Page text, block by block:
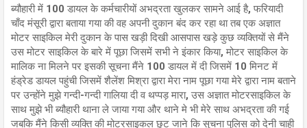
ब्यौहारी में 100 डायल के कर्मचारीयों अभद्रता खुलकर सामने आई है, फरियादी
चाँद मंसूरी द्वारा बताया गया की वह अपनी दुकान बंद कर रहा था तब एक अज्ञात
मोटर साइकिल मेरी दुकान के पास खड़ी दिखी आसपास खड़े कुछ व्यक्तियों से मैंने
उस मोटर साइकिल के बारे में पूछा जिसमें सभी ने इंकार किया, मोटर साइकिल के
मालिक ना मिलने पर इसकी सूचना मैंने 100 डायल में दी जिसमें 10 मिनट में
हंड्रेड डायल पहुंची जिसमें शैलेंश मिश्रा द्वारा मेरा नाम पूछा गया मेरे द्वारा नाम बताने
पर उन्होंने मुझे गन्दी-गन्दी गालिया दी व थप्पड़ मारा, उस अज्ञात मोटरसाइकिल के
साथ मुझे भी ब्यौहारी थाना ले जाया गया और थाने मे भी मेरे साथ अभद्रता की गई
जबकि मैंने किसी व्यक्ति की मोटरसाइकल छुट जाने कि सुचना पुलिस को देनी चाही